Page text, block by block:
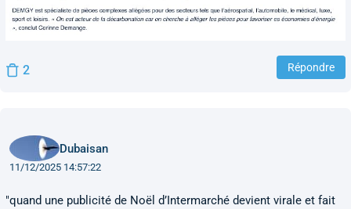
2 Répondre
Dubaisan
11/12/2025 14:57:22
"quand une publicité de Noël d’Intermarché devient virale et fait